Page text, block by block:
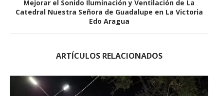
Mejorar el Sonido Iluminación y Ventilación de La
Catedral Nuestra Señora de Guadalupe en La Victoria
Edo Aragua
ARTÍCULOS RELACIONADOS